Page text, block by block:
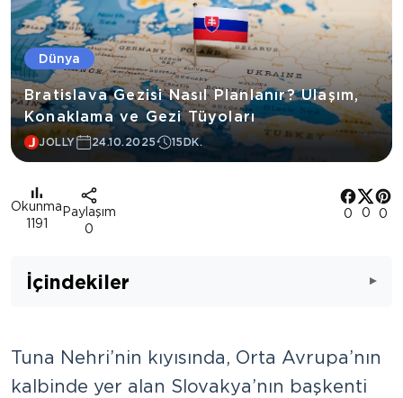
Dünya
Bratislava Gezisi Nasıl Planlanır? Ulaşım,
Konaklama ve Gezi Tüyoları
JOLLY 24.10.2025 15DK.
Okunma
1191
Paylaşım
0
0 0 0
İçindekiler
Tuna Nehri’nin kıyısında, Orta Avrupa’nın
kalbinde yer alan Slovakya’nın başkenti